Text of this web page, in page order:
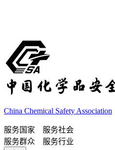
China Chemical Safety Association
服务国家 服务社会
服务群众 服务行业